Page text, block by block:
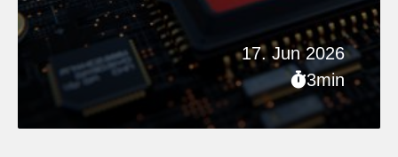
17. Jun 2026
3min